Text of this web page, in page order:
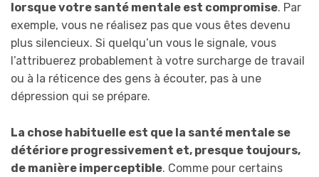
lorsque votre santé mentale est compromise. Par
exemple, vous ne réalisez pas que vous êtes devenu
plus silencieux. Si quelqu’un vous le signale, vous
l’attribuerez probablement à votre surcharge de travail
ou à la réticence des gens à écouter, pas à une
dépression qui se prépare.
La chose habituelle est que la santé mentale se
détériore progressivement et, presque toujours,
de manière imperceptible. Comme pour certains